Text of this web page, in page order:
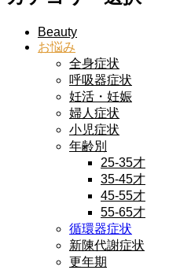
Beauty
お悩み
全身症状
呼吸器症状
妊活・妊娠
婦人症状
小児症状
年齢別
25-35才
35-45才
45-55才
55-65才
循環器症状
新陳代謝症状
更年期